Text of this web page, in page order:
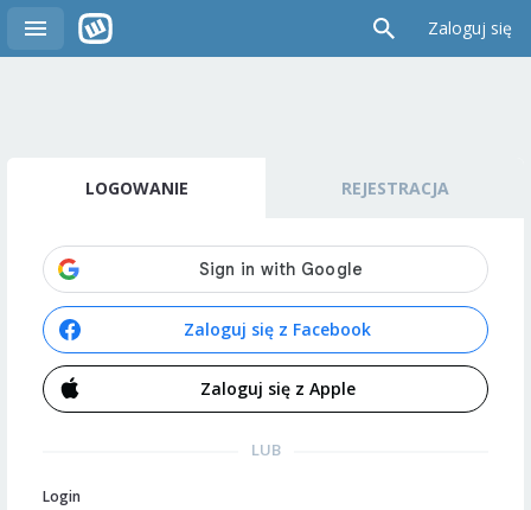
Zaloguj się
LOGOWANIE REJESTRACJA
Zaloguj się z Facebook
Zaloguj się z Apple
LUB
Login